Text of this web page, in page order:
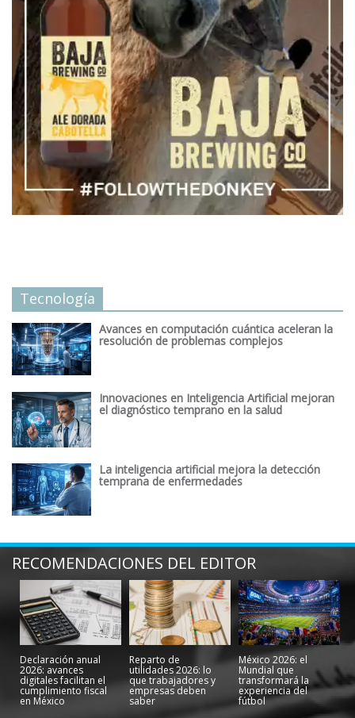
Tecnología
Avances en computación cuántica aceleran la
resolución de problemas complejos
Innovaciones en Inteligencia Artificial mejoran
el diagnóstico temprano en la salud
La inteligencia artificial mejora la detección
temprana de enfermedades
RECOMENDACIONES DEL EDITOR
Declaración anual
2026: avances
digitales facilitan el
cumplimiento fiscal
en México
Reparto de
utilidades 2026: lo
que trabajadores y
empresas deben
saber
México 2026: el
Mundial que
transformará la
experiencia del
fútbol